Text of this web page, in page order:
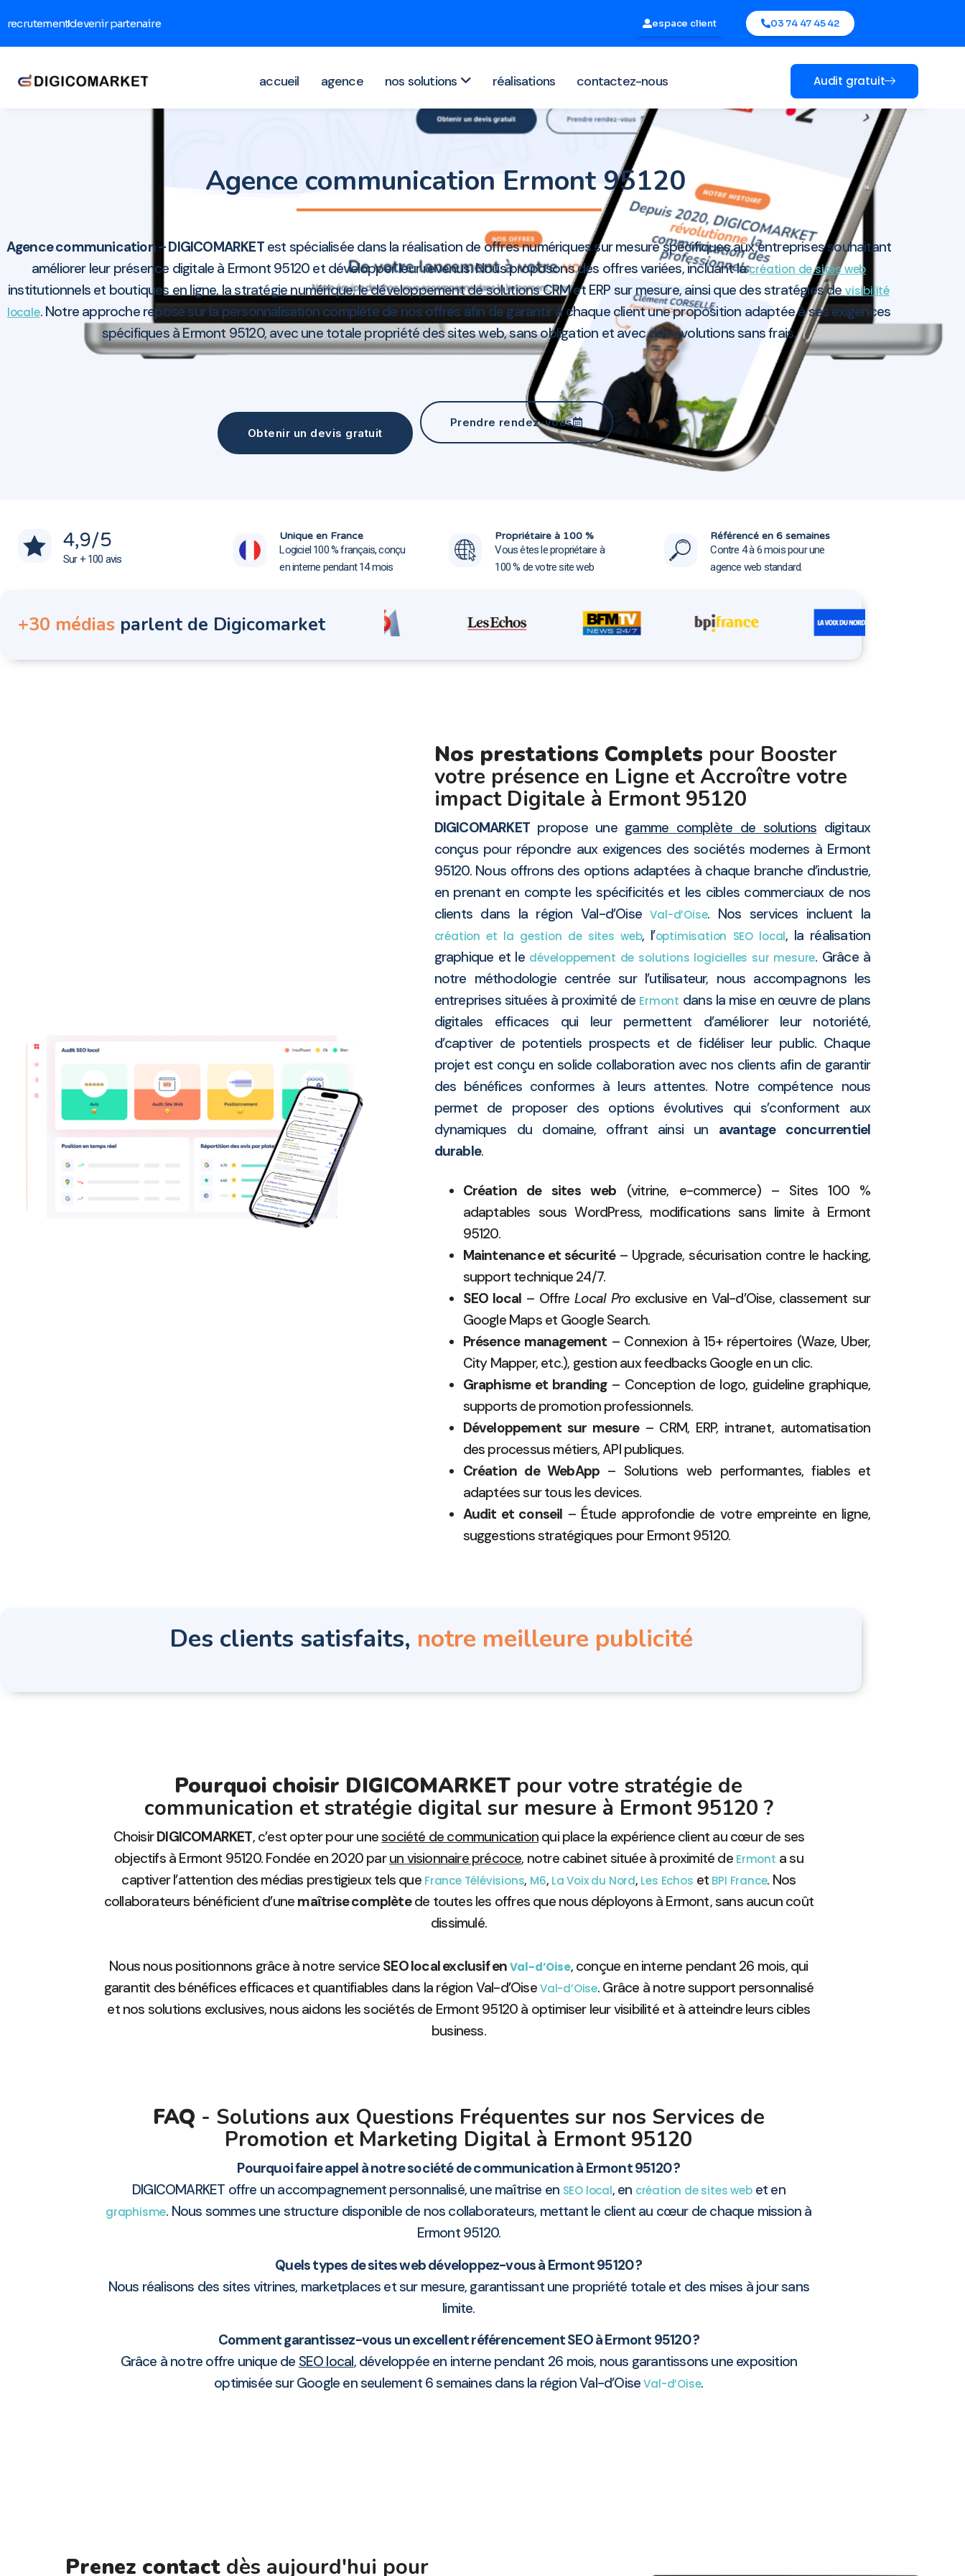
recrutementdevenir partenaire espace client 03 74 47 45 42
accueil agence nos solutions réalisations contactez-nous Audit gratuit
Agence communication Ermont 95120
Agence communication – DIGICOMARKETest spécialisée dans la réalisation de offres numériques sur mesure spécifiques aux entreprises souhaitant
améliorer leur présence digitale à Ermont 95120 et développer leur revenus. Nous proposons des offres variées, incluant lacréation de sites web
institutionnels et boutiques en ligne, la stratégie numérique, le développement de solutions CRM et ERP sur mesure, ainsi que des stratégies de visibilité
locale. Notre approche repose sur la personnalisation complète de nos offres afin de garantir à chaque client une proposition adaptée à ses exigences
spécifiques à Ermont 95120, avec une totale propriété des sites web, sans obligation et avec des évolutions sans frais.
Obtenir un devis gratuit
Agence communication Ermont 95120
Prendre rendez-vous
4,9/5
Sur + 100 avis
Unique en France
Logiciel 100 % français, conçu
en interne pendant 14 mois
Propriétaire à 100 %
Vous êtes le propriétaire à
100 % de votre site web
Référencé en 6 semaines
Contre 4 à 6 mois pour une
agence web standard.
+30 médias parlent de Digicomarket
Nos prestations Complets pour Booster
votre présence en Ligne et Accroître votre
impact Digitale à Ermont 95120
DIGICOMARKETpropose une gamme complète de solutions digitaux
conçus pour répondre aux exigences des sociétés modernes à Ermont
95120. Nous offrons des options adaptées à chaque branche d’industrie,
en prenant en compte les spécificités et les cibles commerciaux de nos
clients dans la région Val-d’OiseVal-d’Oise. Nos services incluent la
création et la gestion de sites web, l’optimisation SEO local, la réalisation
graphique et le développement de solutions logicielles sur mesure. Grâce à
notre méthodologie centrée sur l’utilisateur, nous accompagnons les
entreprises situées à proximité de Ermont dans la mise en œuvre de plans
digitales efficaces qui leur permettent d’améliorer leur notoriété,
d’captiver de potentiels prospects et de fidéliser leur public. Chaque
projet est conçu en solide collaboration avec nos clients afin de garantir
des bénéfices conformes à leurs attentes. Notre compétence nous
permet de proposer des options évolutives qui s’conforment aux
dynamiques du domaine, offrant ainsi un avantage concurrentiel
durable.
Création de sites web (vitrine, e-commerce) – Sites 100 %
adaptables sous WordPress, modifications sans limite à Ermont
95120.
Maintenance et sécurité– Upgrade, sécurisation contre le hacking,
support technique 24/7.
SEO local – OffreLocal Proexclusive en Val-d’Oise, classement sur
Google Maps et Google Search.
Présence management – Connexion à 15+ répertoires (Waze, Uber,
City Mapper, etc.), gestion aux feedbacks Google en un clic.
Graphisme et branding– Conception de logo, guideline graphique,
supports de promotion professionnels.
Développement sur mesure– CRM, ERP, intranet, automatisation
des processus métiers, API publiques.
Création de WebApp – Solutions web performantes, fiables et
adaptées sur tous les devices.
Audit et conseil – Étude approfondie de votre empreinte en ligne,
suggestions stratégiques pour Ermont 95120.
Des clients satisfaits, notre meilleure publicité
Pourquoi choisir DIGICOMARKET pour votre stratégie de
communication et stratégie digital sur mesure à Ermont 95120 ?
ChoisirDIGICOMARKET, c’est opter pour unesociété de communication qui place la expérience client au cœur de ses
objectifs à Ermont 95120. Fondée en 2020 parun visionnaire précoce, notre cabinet située à proximité de Ermont a su
captiver l’attention des médias prestigieux tels que France Télévisions, M6, La Voix du Nord, Les Echos et BPI France. Nos
collaborateurs bénéficient d’une maîtrise complètede toutes les offres que nous déployons à Ermont, sans aucun coût
dissimulé.
Nous nous positionnons grâce à notre service SEO local exclusif enVal-d’Oise, conçue en interne pendant 26 mois, qui
garantit des bénéfices efficaces et quantifiables dans la région Val-d’OiseVal-d’Oise. Grâce à notre support personnalisé
et nos solutions exclusives, nous aidons les sociétés de Ermont 95120 à optimiser leur visibilité et à atteindre leurs cibles
business.
FAQ - Solutions aux Questions Fréquentes sur nos Services de
Promotion et Marketing Digital à Ermont 95120
Pourquoi faire appel à notre société de communication à Ermont 95120 ?
DIGICOMARKET offre un accompagnement personnalisé, une maîtrise en SEO local, en création de sites webet en
graphisme. Nous sommes une structure disponible de nos collaborateurs, mettant le client au cœur de chaque mission à
Ermont 95120.
Quels types de sites web développez-vous à Ermont 95120 ?
Nous réalisons des sites vitrines, marketplaces et sur mesure, garantissant une propriété totale et des mises à jour sans
limite.
Comment garantissez-vous un excellent référencement SEO à Ermont 95120 ?
Grâce à notre offre unique de SEO local, développée en interne pendant 26 mois, nous garantissons une exposition
optimisée sur Google en seulement 6 semaines dans la région Val-d’OiseVal-d’Oise.
Prenez contact dès aujourd'hui pour